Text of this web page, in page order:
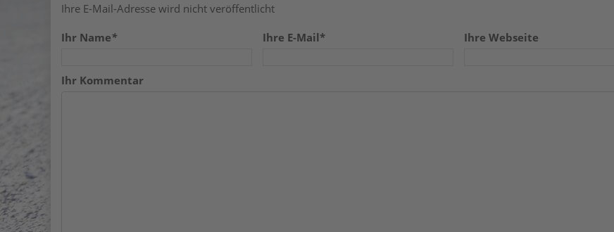
Ihre E-Mail-Adresse wird nicht veröffentlicht
Ihr Name* Ihre E-Mail* Ihre Webseite
Ihr Kommentar